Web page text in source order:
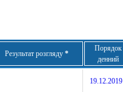
Результат розгляду *
Порядок
денний
19.12.2019